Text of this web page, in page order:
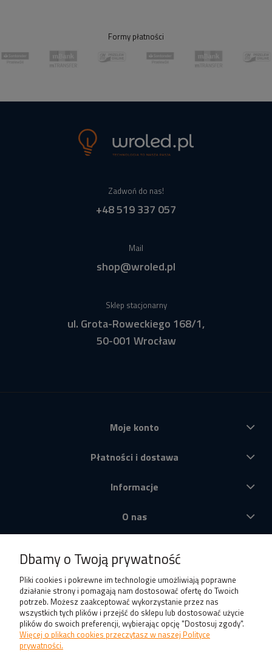
Formy płatności
Zadwoń do nas!
+48 519 337 057
Mail
shop@wroled.pl
Sklep stacjonarny
ul. Grota-Roweckiego 168/1,
50-001 Wrocław
Moje konto
Płatności i dostawa
Informacje
O nas
Dbamy o Twoją prywatność
Pliki cookies i pokrewne im technologie umożliwiają poprawne
działanie strony i pomagają nam dostosować ofertę do Twoich
potrzeb. Możesz zaakceptować wykorzystanie przez nas
wszystkich tych plików i przejść do sklepu lub dostosować użycie
plików do swoich preferencji, wybierając opcję "Dostosuj zgody".
Więcej o plikach cookies przeczytasz w naszej Polityce
prywatności.